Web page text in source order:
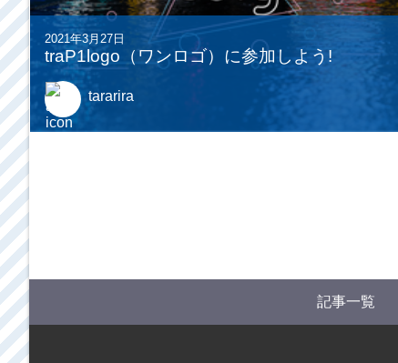
2021年3月27日
traP1logo（ワンロゴ）に参加しよう!
tararira
記事一覧